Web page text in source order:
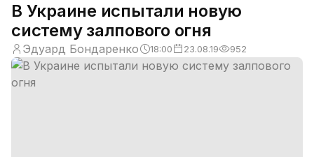
В Украине испытали новую
систему залпового огня
Эдуард Бондаренко 18:00 23.08.19 952